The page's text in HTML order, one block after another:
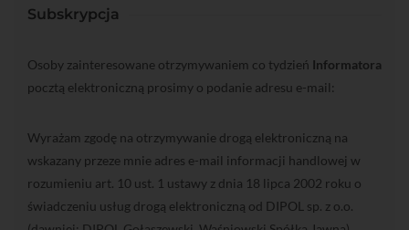
Subskrypcja
Osoby zainteresowane otrzymywaniem co tydzień Informatora
pocztą elektroniczną prosimy o podanie adresu e-mail:
Wyrażam zgodę na otrzymywanie drogą elektroniczną na
wskazany przeze mnie adres e-mail informacji handlowej w
rozumieniu art. 10 ust. 1 ustawy z dnia 18 lipca 2002 roku o
świadczeniu usług drogą elektroniczną od DIPOL sp. z o.o.